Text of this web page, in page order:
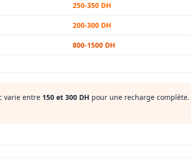
250-350 DH
200-300 DH
800-1500 DH
varie entre 150 et 300 DH pour une recharge